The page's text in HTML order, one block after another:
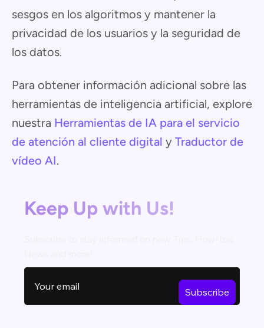
sesgos en los algoritmos y mantener la
privacidad de los usuarios y la seguridad de
los datos.
Para obtener información adicional sobre las
herramientas de inteligencia artificial, explore
nuestra Herramientas de IA para el servicio
de atención al cliente digital y Traductor de
vídeo AI.
Keep Up with Us!